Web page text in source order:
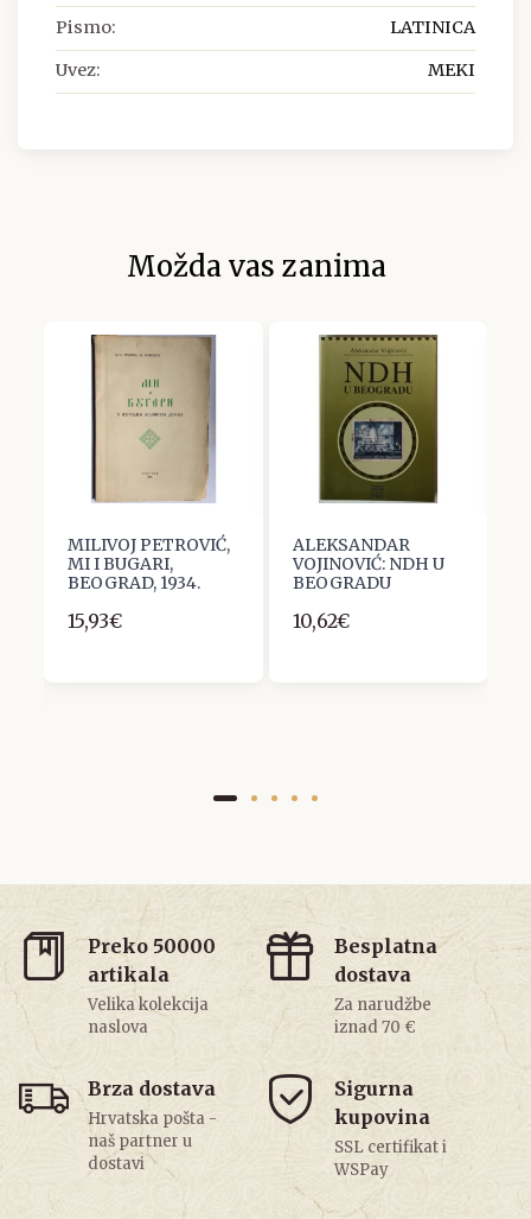
Pismo: LATINICA
Uvez: MEKI
Možda vas zanima
MILIVOJ PETROVIĆ,
MI I BUGARI,
BEOGRAD, 1934.
15,93€
ALEKSANDAR
VOJINOVIĆ: NDH U
BEOGRADU
10,62€
Preko 50000
artikala
Velika kolekcija
naslova
Besplatna
dostava
Za narudžbe
iznad 70 €
Brza dostava
Hrvatska pošta -
naš partner u
dostavi
Sigurna
kupovina
SSL certifikat i
WSPay